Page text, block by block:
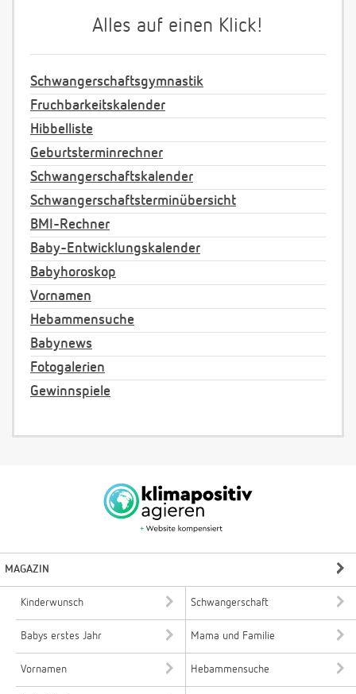
Alles auf einen Klick!
Schwangerschaftsgymnastik
Fruchbarkeitskalender
Hibbelliste
Geburtsterminrechner
Schwangerschaftskalender
Schwangerschaftsterminübersicht
BMI-Rechner
Baby-Entwicklungskalender
Babyhoroskop
Vornamen
Hebammensuche
Babynews
Fotogalerien
Gewinnspiele
MAGAZIN
Kinderwunsch Schwangerschaft
Babys erstes Jahr Mama und Familie
Vornamen Hebammensuche